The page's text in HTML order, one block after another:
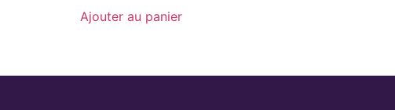
Ajouter au panier